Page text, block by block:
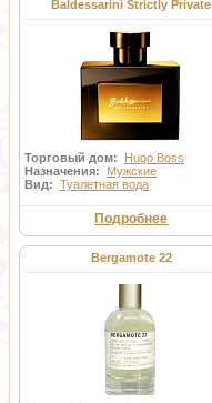
Baldessarini Strictly Private
Торговый дом: Hugo Boss
Назначения: Мужские
Вид: Туалетная вода
Подробнее
Bergamote 22